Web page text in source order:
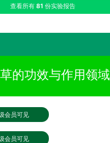
查看所有 81 份实验报告
的功效与作用领域
会员可见
会员可见